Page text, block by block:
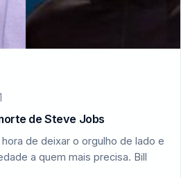
de Steve Jobs
de deixar o orgulho de lado e
a quem mais precisa. Bill